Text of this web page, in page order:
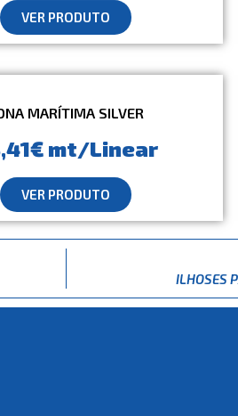
VER PRODUTO
MARÍTIMA SILVER
mt/Linear
VER PRODUTO
ILHOSES